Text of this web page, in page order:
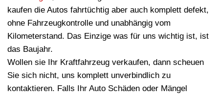
kaufen die Autos fahrtüchtig aber auch komplett defekt,
ohne Fahrzeugkontrolle und unabhängig vom
Kilometerstand. Das Einzige was für uns wichtig ist, ist
das Baujahr.
Wollen sie Ihr Kraftfahrzeug verkaufen, dann scheuen
Sie sich nicht, uns komplett unverbindlich zu
kontaktieren. Falls Ihr Auto Schäden oder Mängel